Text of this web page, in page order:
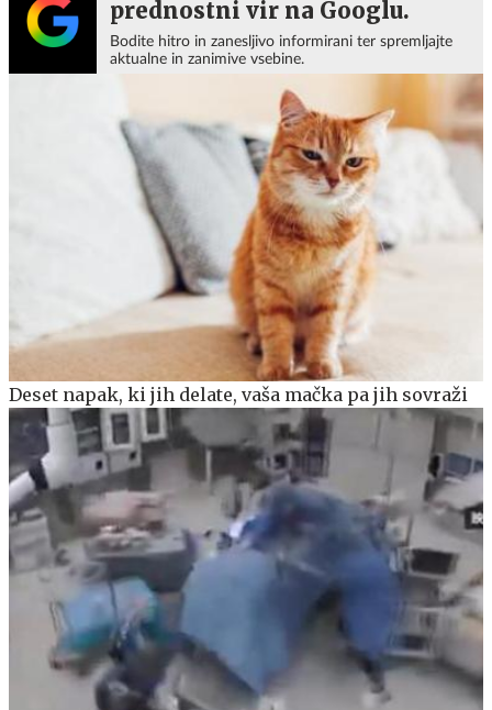
prednostni vir na Googlu.
Bodite hitro in zanesljivo informirani ter spremljajte
aktualne in zanimive vsebine.
Deset napak, ki jih delate, vaša mačka pa jih sovraži